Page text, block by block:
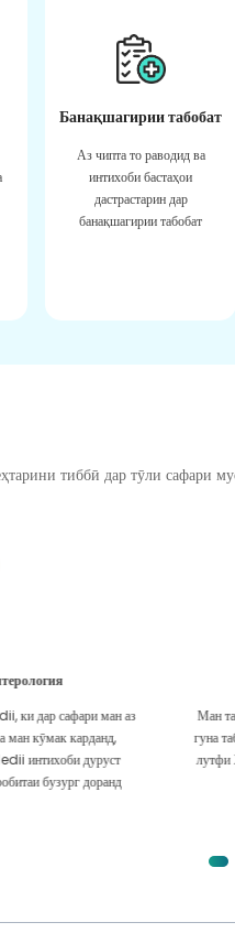
Банақшагирии табобат
Аз чипта то раводид ва
интихоби бастаҳои
дастрастарин дар
банақшагирии табобат
тиббӣ дар тӯли сафари
Аз Бангладеш
Ман тамоми умедро дода
гуна табобатро гирифта
лутфи Худо бо GoMedii дучор